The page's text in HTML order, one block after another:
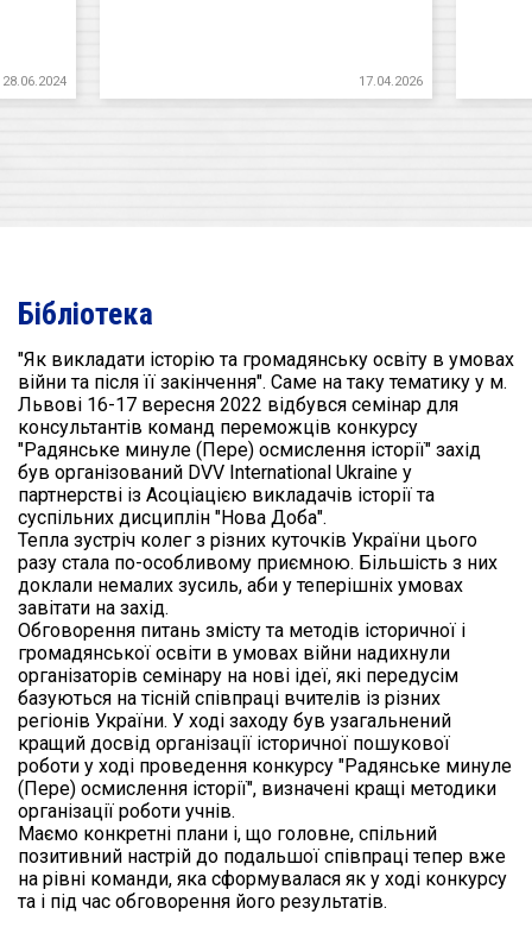
28.06.2024 17.04.2026
Бібліотека
"Як викладати історію та громадянську освіту в умовах
війни та після її закінчення". Саме на таку тематику у м.
Львові 16-17 вересня 2022 відбувся семінар для
консультантів команд переможців конкурсу
"Радянське минуле (Пере) осмислення історії" захід
був організований DVV International Ukraine у
партнерстві із Асоціацією викладачів історії та
суспільних дисциплін "Нова Доба".
Тепла зустріч колег з різних куточків України цього
разу стала по-особливому приємною. Більшість з них
доклали немалих зусиль, аби у теперішніх умовах
завітати на захід.
Обговорення питань змісту та методів історичної і
громадянської освіти в умовах війни надихнули
організаторів семінару на нові ідеї, які передусім
базуються на тісній співпраці вчителів із різних
регіонів України. У ході заходу був узагальнений
кращий досвід організації історичної пошукової
роботи у ході проведення конкурсу "Радянське минуле
(Пере) осмислення історії", визначені кращі методики
організації роботи учнів.
Маємо конкретні плани і, що головне, спільний
позитивний настрій до подальшої співпраці тепер вже
на рівні команди, яка сформувалася як у ході конкурсу
та і під час обговорення його результатів.